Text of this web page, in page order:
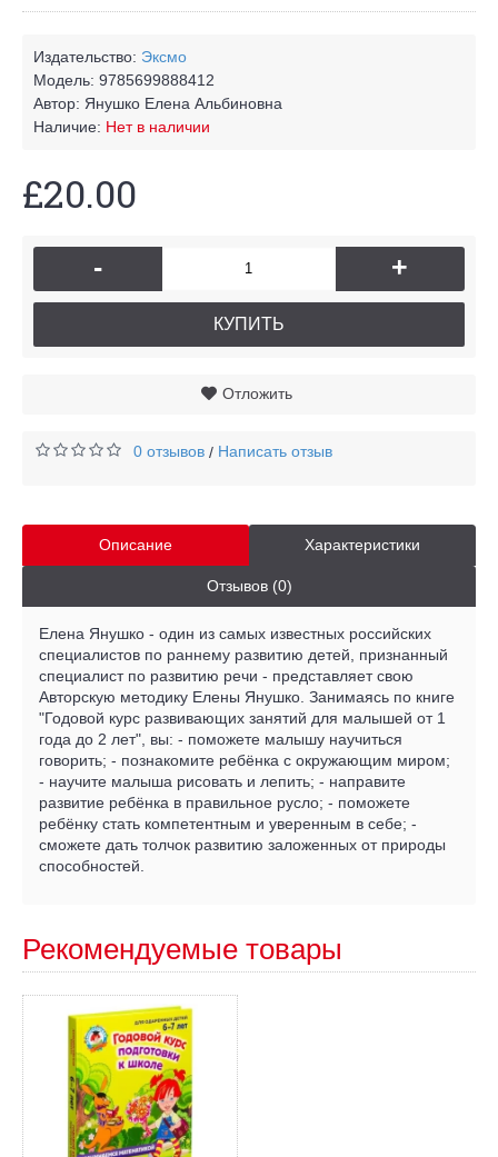
Издательство: Эксмо
Модель: 9785699888412
Автор: Янушко Елена Альбиновна
Наличие: Нет в наличии
£20.00
- +
КУПИТЬ
Отложить
0 отзывов / Написать отзыв
Описание Характеристики
Отзывов (0)
Елена Янушко - один из самых известных российских
специалистов по раннему развитию детей, признанный
специалист по развитию речи - представляет свою
Авторскую методику Елены Янушко. Занимаясь по книге
"Годовой курс развивающих занятий для малышей от 1
года до 2 лет", вы: - поможете малышу научиться
говорить; - познакомите ребёнка с окружающим миром;
- научите малыша рисовать и лепить; - направите
развитие ребёнка в правильное русло; - поможете
ребёнку стать компетентным и уверенным в себе; -
сможете дать толчок развитию заложенных от природы
способностей.
Рекомендуемые товары